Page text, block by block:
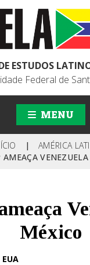
ESTUDOS
Federal de
MENU
| AMÉRICA
AMEAÇA VENEZUELA
México
EUA